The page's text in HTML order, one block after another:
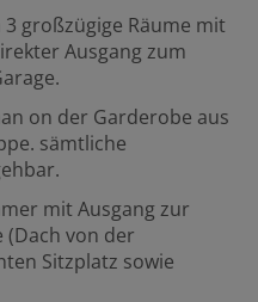
großzügige Räume mit
Ausgang zum
on der Garderobe aus
sämtliche
mit Ausgang zur
(Dach von der
Sitzplatz sowie